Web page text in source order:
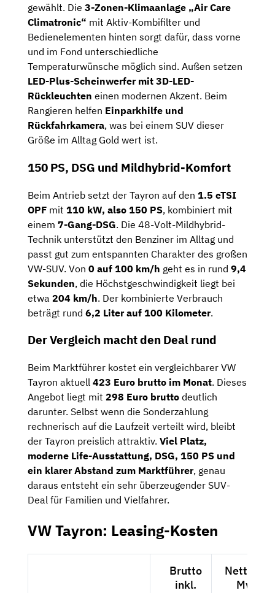
gewählt. Die 3-Zonen-Klimaanlage „Air Care
Climatronic“ mit Aktiv-Kombifilter und
Bedienelementen hinten sorgt dafür, dass vorne
und im Fond unterschiedliche
Temperaturwünsche möglich sind. Außen setzen
LED-Plus-Scheinwerfer mit 3D-LED-
Rückleuchten einen modernen Akzent. Beim
Rangieren helfen Einparkhilfe und
Rückfahrkamera, was bei einem SUV dieser
Größe im Alltag Gold wert ist.
150 PS, DSG und Mildhybrid-Komfort
Beim Antrieb setzt der Tayron auf den 1.5 eTSI
OPF mit 110 kW, also 150 PS, kombiniert mit
einem 7-Gang-DSG. Die 48-Volt-Mildhybrid-
Technik unterstützt den Benziner im Alltag und
passt gut zum entspannten Charakter des großen
VW-SUV. Von 0 auf 100 km/h geht es in rund 9,4
Sekunden, die Höchstgeschwindigkeit liegt bei
etwa 204 km/h. Der kombinierte Verbrauch
beträgt rund 6,2 Liter auf 100 Kilometer.
Der Vergleich macht den Deal rund
Beim Marktführer kostet ein vergleichbarer VW
Tayron aktuell 423 Euro brutto im Monat. Dieses
Angebot liegt mit 298 Euro brutto deutlich
darunter. Selbst wenn die Sonderzahlung
rechnerisch auf die Laufzeit verteilt wird, bleibt
der Tayron preislich attraktiv. Viel Platz,
moderne Life-Ausstattung, DSG, 150 PS und
ein klarer Abstand zum Marktführer, genau
daraus entsteht ein sehr überzeugender SUV-
Deal für Familien und Vielfahrer.
VW Tayron: Leasing-Kosten
Brutto
inkl.
Netto
MwSt.